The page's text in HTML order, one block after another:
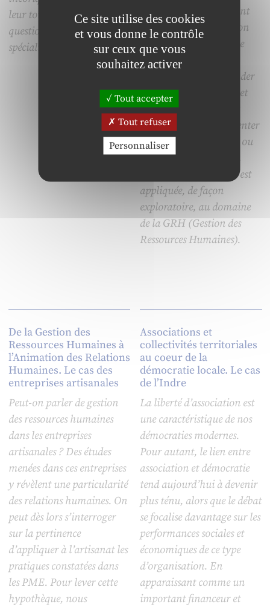
leur tour l’importance de la
question du pouvoir des
spécialistes en RH.
recherche qualitative ont
conduit à l’identification
puis la validation d’une
grille d’analyse simple
permettant d’appréhender
l’ensemble des impacts et
des enjeux que peuvent
potentiellement représenter
les TIC dans un secteur ou
un domaine donné. En
conclusion, cette grille est
appliquée, de façon
exploratoire, au domaine
de la GRH (Gestion des
Ressources Humaines).
De la Gestion des
Ressources Humaines à
l’Animation des Relations
Humaines. Le cas des
entreprises artisanales
Peut-on parler de gestion
des ressources humaines
dans les entreprises
artisanales ? Des études
menées dans ces entreprises
y révèlent une particularité
des relations humaines. On
peut dès lors s’interroger
sur la pertinence
d’appliquer à l’artisanat les
pratiques constatées dans
les PME. Pour lever cette
hypothèque, nous
Associations et
collectivités territoriales
au coeur de la
démocratie locale. Le cas
de l’Indre
La liberté d’association est
une caractéristique de nos
démocraties modernes.
Pour autant, le lien entre
association et démocratie
tend aujourd’hui à devenir
plus ténu, alors que le débat
se focalise davantage sur les
performances sociales et
économiques de ce type
d’organisation. En
apparaissant comme un
important financeur et
Ce site utilise des cookies
et vous donne le contrôle
sur ceux que vous
souhaitez activer
Tout accepter
Tout refuser
Personnaliser